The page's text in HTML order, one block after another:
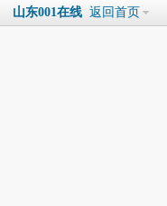
山东001在线 返回首页